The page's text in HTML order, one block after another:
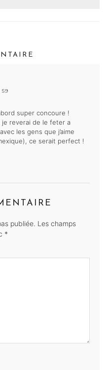
59
super concoure !
reverai de le feter a
les gens que j’aime
ce serait perfect !
publiée. Les champs
*